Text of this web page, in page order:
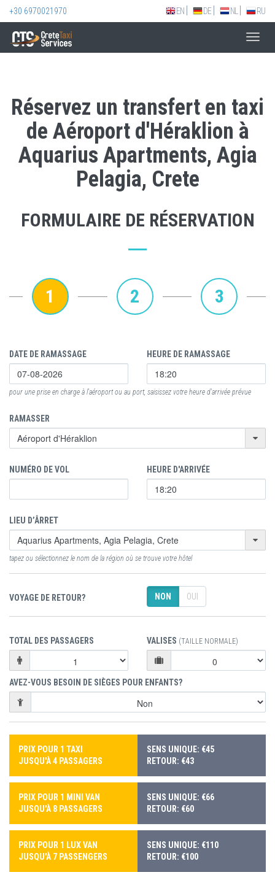
+30 6970021970 EN DE NL RU
Réservez un transfert en taxi
de Aéroport d'Héraklion à
Aquarius Apartments, Agia
Pelagia, Crete
FORMULAIRE DE RÉSERVATION
1 2 3
DATE DE RAMASSAGE HEURE DE RAMASSAGE
pour une prise en charge à l'aéroport ou au port, saisissez votre heure d'arrivée prévue
RAMASSER
NUMÉRO DE VOL HEURE D'ARRIVÉE
LIEU D’ÂRRET
tapez ou sélectionnez le nom de la région où se trouve votre hôtel
VOYAGE DE RETOUR? NON OUI
TOTAL DES PASSAGERS VALISES (TAILLE NORMALE)
AVEZ-VOUS BESOIN DE SIÈGES POUR ENFANTS?
PRIX POUR 1 TAXI
JUSQU'À 4 PASSAGERS
SENS UNIQUE: €45
RETOUR: €43
PRIX POUR 1 MINI VAN
JUSQU'À 8 PASSAGERS
SENS UNIQUE: €66
RETOUR: €60
PRIX POUR 1 LUX VAN
JUSQU'À 7 PASSENGERS
SENS UNIQUE: €110
RETOUR: €100